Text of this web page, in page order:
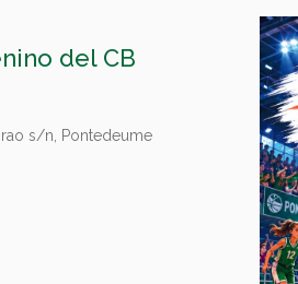
del CB
s/n, Pontedeume